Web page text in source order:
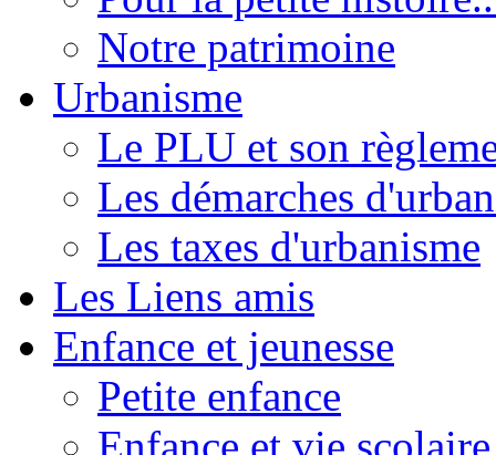
Notre patrimoine
Urbanisme
Le PLU et son
Les démarches
Les taxes d'urbanisme
Les Liens amis
Enfance et jeunesse
Petite enfance
Enfance et vie scolaire